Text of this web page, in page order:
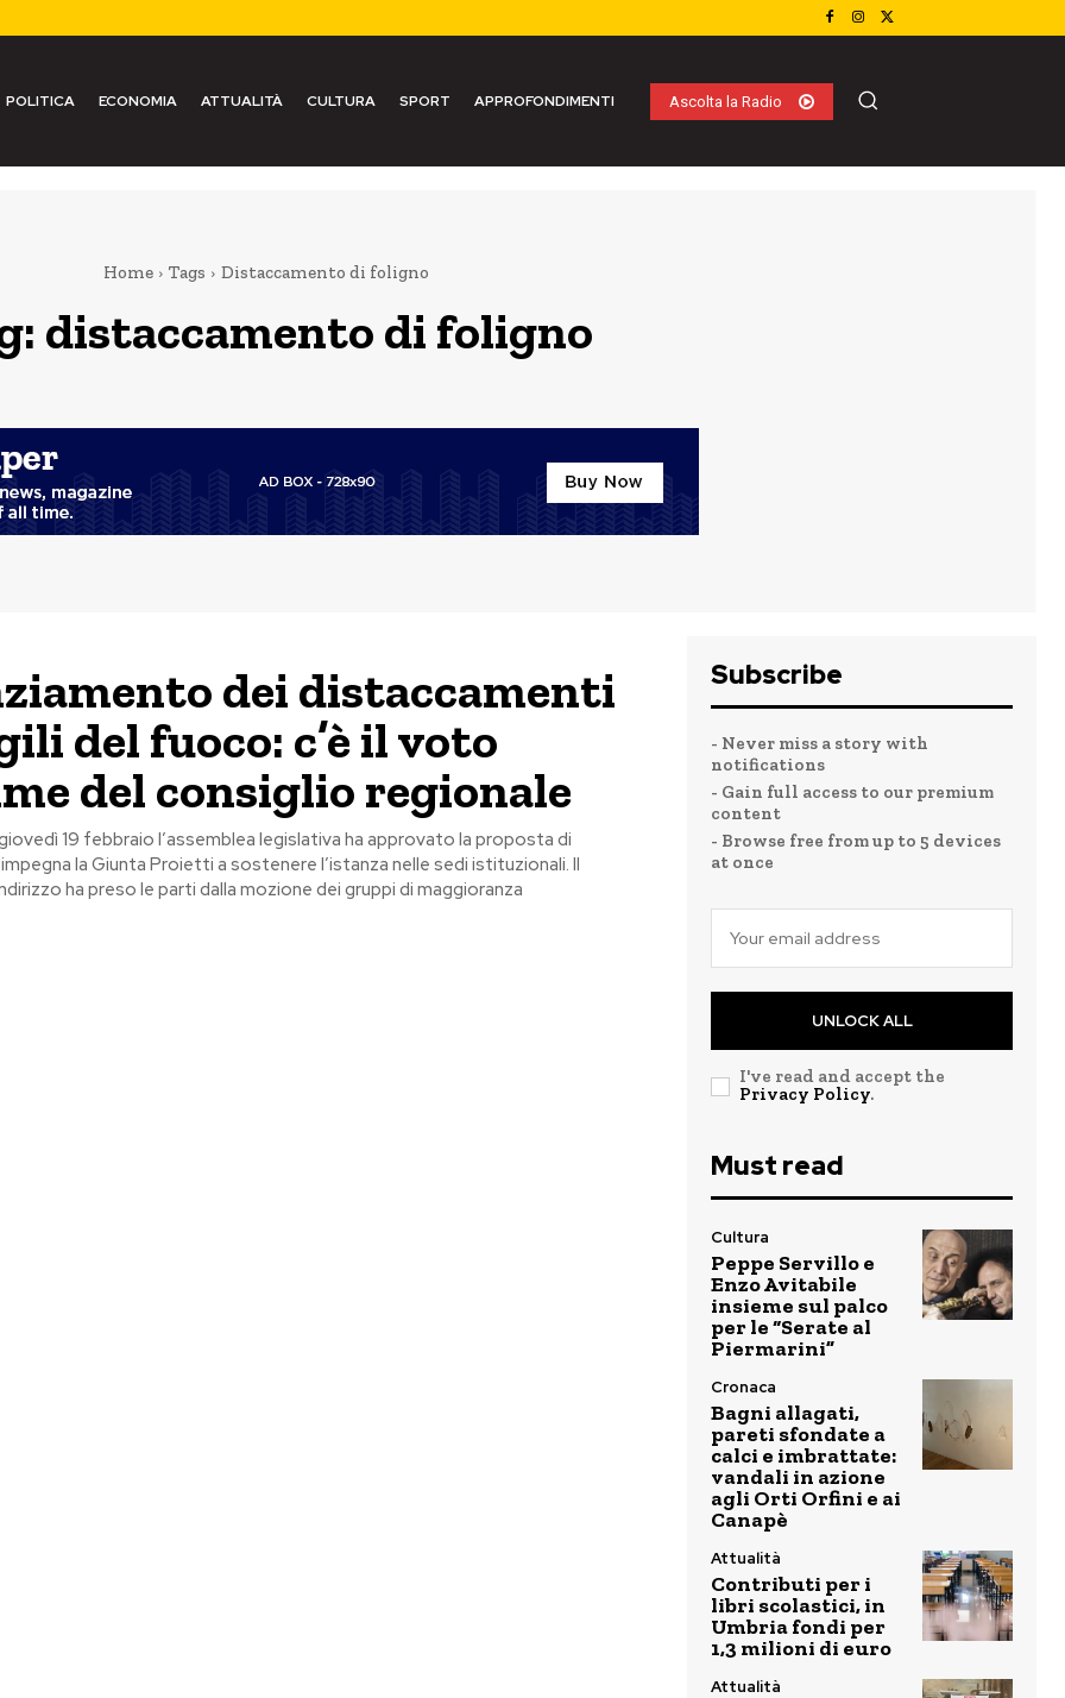
POLITICA ECONOMIA ATTUALITÀ CULTURA SPORT APPROFONDIMENTI Ascolta la Radio
Home Tags Distaccamento di foligno
distaccamento di foligno
dei distaccamenti
del fuoco: c’è il voto
del consiglio regionale
19 febbraio l’assemblea legislativa ha approvato la proposta di
la Giunta Proietti a sostenere l’istanza nelle sedi istituzionali. Il
ha preso le parti dalla mozione dei gruppi di maggioranza
Subscribe
- Never miss a story with
notifications
- Gain full access to our premium
content
- Browse free from up to 5 devices
at once
UNLOCK ALL
I've read and accept the
Privacy Policy.
Must read
Cultura
Peppe Servillo e
Enzo Avitabile
insieme sul palco
per le “Serate al
Piermarini”
Cronaca
Bagni allagati,
pareti sfondate a
calci e imbrattate:
vandali in azione
agli Orti Orfini e ai
Canapè
Attualità
Contributi per i
libri scolastici, in
Umbria fondi per
1,3 milioni di euro
Attualità